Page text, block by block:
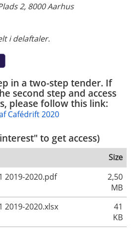
2, 8000 Aarhus
i delaftaler.
in a two-step tender. If
second step and access
please follow this link:
Cafédrift 2020
to get access)
Size
2019-2020.pdf
2,50
MB
2019-2020.xlsx
41
KB